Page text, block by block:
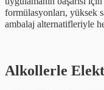
formülasyonları, yüksek
ambalaj alternatifleriyle
Alkollerle